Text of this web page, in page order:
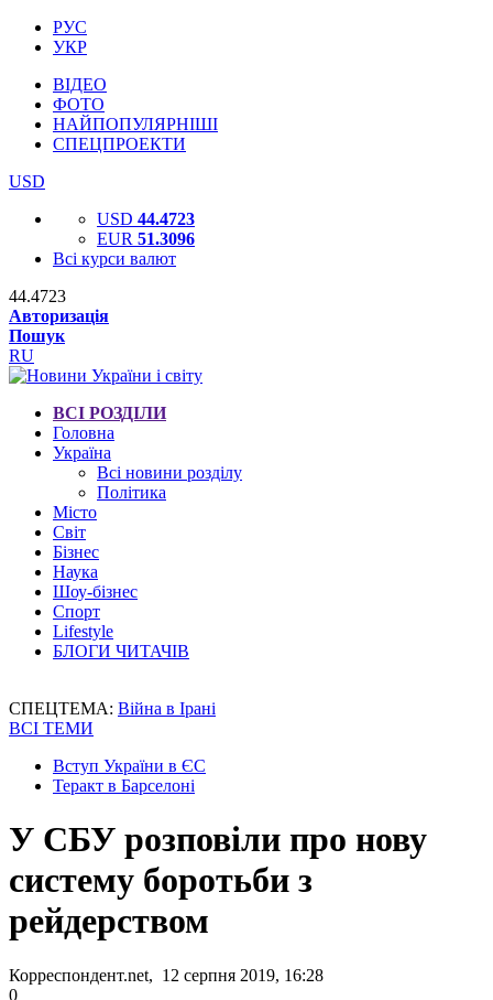
РУС
УКР
ВІДЕО
ФОТО
НАЙПОПУЛЯРНІШІ
СПЕЦПРОЕКТИ
USD
USD 44.4723
EUR 51.3096
Всі курси валют
44.4723
Авторизація
Пошук
RU
ВСІ РОЗДІЛИ
Головна
Україна
Всі новини розділу
Політика
Місто
Світ
Бізнес
Наука
Шоу-бізнес
Спорт
Lifestyle
БЛОГИ ЧИТАЧІВ
СПЕЦТЕМА: Війна в Ірані
ВСІ ТЕМИ
Вступ України в ЄС
Теракт в Барселоні
У СБУ розповіли про нову
систему боротьби з
рейдерством
Корреспондент.net, 12 серпня 2019, 16:28
0